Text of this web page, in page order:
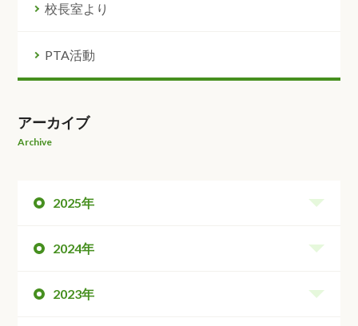
校長室より
PTA活動
アーカイブ
Archive
2025年
2024年
2023年